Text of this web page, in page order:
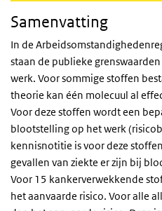
Samenvatting
In de
staan de publieke
werk. Voor sommige stoffen
theorie kan één molecuul al
Voor deze stoffen wordt een
blootstelling op het werk
kennisnotitie is voor deze
gevallen van ziekte er zijn bij
Voor 15 kankerverwekkende
het aanvaarde risico. Voor alle